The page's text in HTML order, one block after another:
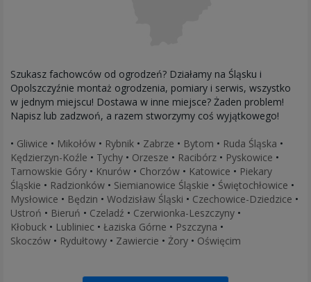
Szukasz fachowców od ogrodzeń? Działamy na Śląsku i
Opolszczyźnie montaż ogrodzenia, pomiary i serwis, wszystko
w jednym miejscu! Dostawa w inne miejsce? Żaden problem!
Napisz lub zadzwoń, a razem stworzymy coś wyjątkowego!
• Gliwice • Mikołów • Rybnik • Zabrze • Bytom • Ruda Śląska •
Kędzierzyn-Koźle • Tychy • Orzesze • Racibórz • Pyskowice •
Tarnowskie Góry • Knurów • Chorzów • Katowice • Piekary
Śląskie • Radzionków • Siemianowice Śląskie • Świętochłowice •
Mysłowice • Będzin • Wodzisław Śląski • Czechowice-Dziedzice •
Ustroń • Bieruń • Czeladź • Czerwionka-Leszczyny •
Kłobuck • Lubliniec • Łaziska Górne • Pszczyna •
Skoczów • Rydułtowy • Zawiercie • Żory • Oświęcim